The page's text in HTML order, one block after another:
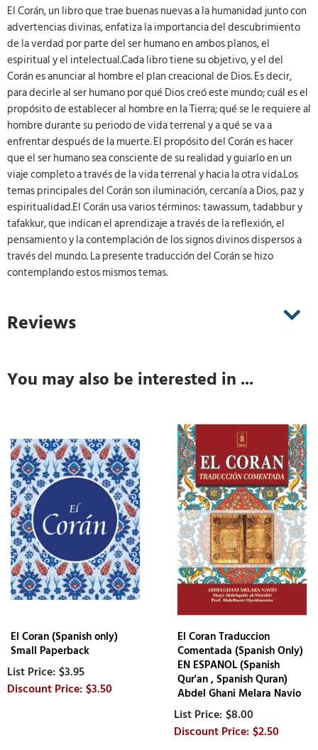
El Corán, un libro que trae buenas nuevas a la humanidad junto con
advertencias divinas, enfatiza la importancia del descubrimiento
de la verdad por parte del ser humano en ambos planos, el
espiritual y el intelectual.Cada libro tiene su objetivo, y el del
Corán es anunciar al hombre el plan creacional de Dios. Es decir,
para decirle al ser humano por qué Dios creó este mundo; cuál es el
propósito de establecer al hombre en la Tierra; qué se le requiere al
hombre durante su periodo de vida terrenal y a qué se va a
enfrentar después de la muerte. El propósito del Corán es hacer
que el ser humano sea consciente de su realidad y guiarlo en un
viaje completo a través de la vida terrenal y hacia la otra vida.Los
temas principales del Corán son iluminación, cercanía a Dios, paz y
espiritualidad.El Corán usa varios términos: tawassum, tadabbur y
tafakkur, que indican el aprendizaje a través de la reflexión, el
pensamiento y la contemplación de los signos divinos dispersos a
través del mundo. La presente traducción del Corán se hizo
contemplando estos mismos temas.
Reviews
You may also be interested in ...
El Coran (Spanish only)
Small Paperback
$3.95
$3.50
El Coran Traduccion
Comentada (Spanish Only)
EN ESPANOL (Spanish
Qur'an , Spanish Quran)
Abdel Ghani Melara Navio
$8.00
$2.50